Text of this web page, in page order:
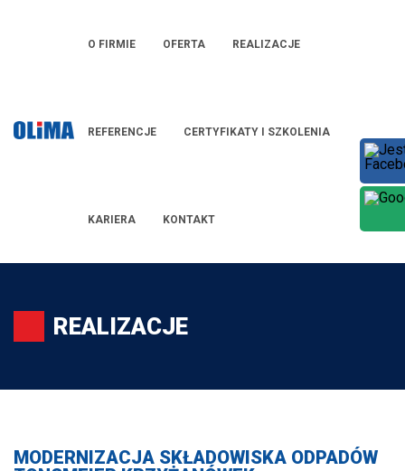
O FIRMIE OFERTA REALIZACJE
REFERENCJE CERTYFIKATY I SZKOLENIA
KARIERA KONTAKT
REALIZACJE
MODERNIZACJA SKŁADOWISKA ODPADÓW